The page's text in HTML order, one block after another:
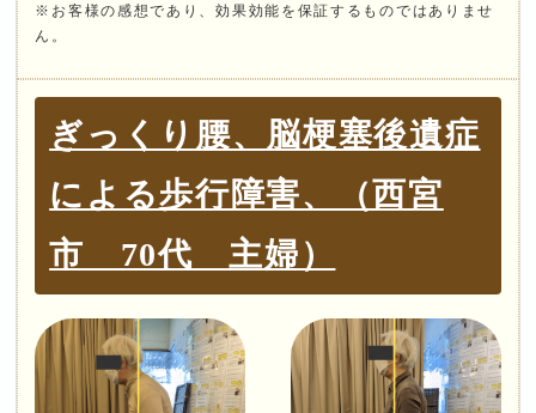
※お客様の感想であり、効果効能を保証するものではありませ
ん。
ぎっくり腰、脳梗塞後遺症
による歩行障害、（西宮
市 70代 主婦）